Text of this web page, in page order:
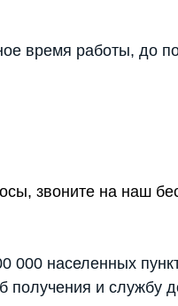
время работы, до
звоните на наш
000 населенных
и службу